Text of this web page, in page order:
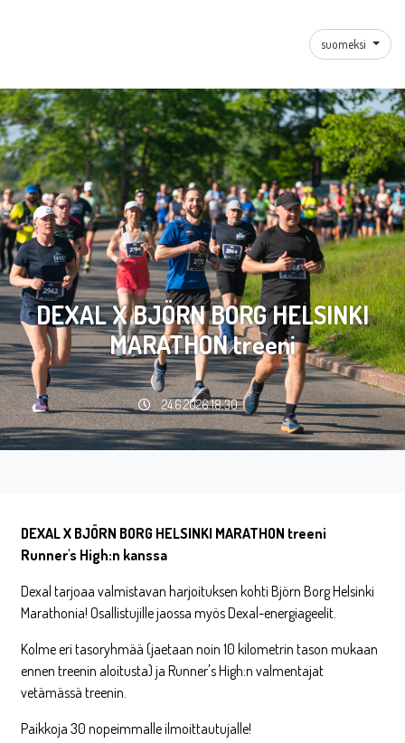
suomeksi
DEXAL X BJÖRN BORG HELSINKI
MARATHON treeni
24.6.2026 18:30
DEXAL X BJÖRN BORG HELSINKI MARATHON treeni
Runner's High:n kanssa
Dexal tarjoaa valmistavan harjoituksen kohti Björn Borg Helsinki
Marathonia! Osallistujille jaossa myös Dexal-energiageelit.
Kolme eri tasoryhmää (jaetaan noin 10 kilometrin tason mukaan
ennen treenin aloitusta) ja Runner's High:n valmentajat
vetämässä treenin.
Paikkoja 30 nopeimmalle ilmoittautujalle!